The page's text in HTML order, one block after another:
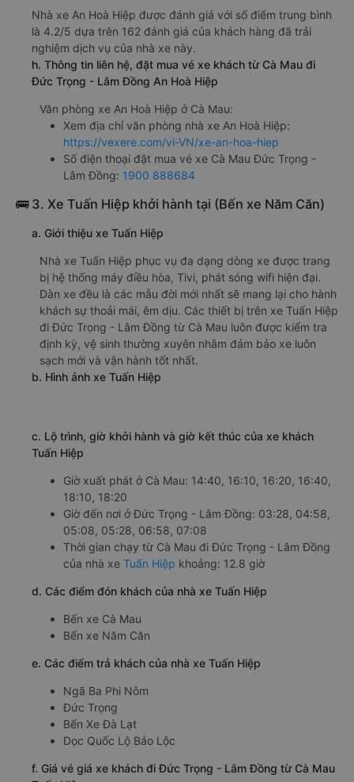
Nhà xe An Hoà Hiệp được đánh giá với số điểm trung bình
là 4.2/5 dựa trên 162 đánh giá của khách hàng đã trải
nghiệm dịch vụ của nhà xe này.
h. Thông tin liên hệ, đặt mua vé xe khách từ Cà Mau đi
Đức Trọng - Lâm Đồng An Hoà Hiệp
Văn phòng xe An Hoà Hiệp ở Cà Mau:
Xem địa chỉ văn phòng nhà xe An Hoà Hiệp:
https://vexere.com/vi-VN/xe-an-hoa-hiep
Số điện thoại đặt mua vé xe Cà Mau Đức Trọng -
Lâm Đồng: 1900 888684
🚌 3. Xe Tuấn Hiệp khởi hành tại (Bến xe Năm Căn)
a. Giới thiệu xe Tuấn Hiệp
Nhà xe Tuấn Hiệp phục vụ đa dạng dòng xe được trang
bị hệ thống máy điều hòa, Tivi, phát sóng wifi hiện đại.
Dàn xe đều là các mẫu đời mới nhất sẽ mang lại cho hành
khách sự thoải mái, êm dịu. Các thiết bị trên xe Tuấn Hiệp
đi Đức Trọng - Lâm Đồng từ Cà Mau luôn được kiểm tra
định kỳ, vệ sinh thường xuyên nhằm đảm bảo xe luôn
sạch mới và vận hành tốt nhất.
b. Hình ảnh xe Tuấn Hiệp
c. Lộ trình, giờ khởi hành và giờ kết thúc của xe khách
Tuấn Hiệp
Giờ xuất phát ở Cà Mau: 14:40, 16:10, 16:20, 16:40,
18:10, 18:20
Giờ đến nơi ở Đức Trọng - Lâm Đồng: 03:28, 04:58,
05:08, 05:28, 06:58, 07:08
Thời gian chạy từ Cà Mau đi Đức Trọng - Lâm Đồng
của nhà xe Tuấn Hiệp khoảng: 12.8 giờ
d. Các điểm đón khách của nhà xe Tuấn Hiệp
Bến xe Cà Mau
Bến xe Năm Căn
e. Các điểm trả khách của nhà xe Tuấn Hiệp
Ngã Ba Phi Nôm
Đức Trọng
Bến Xe Đà Lạt
Dọc Quốc Lộ Bảo Lộc
f. Giá vé giá xe khách đi Đức Trọng - Lâm Đồng từ Cà Mau